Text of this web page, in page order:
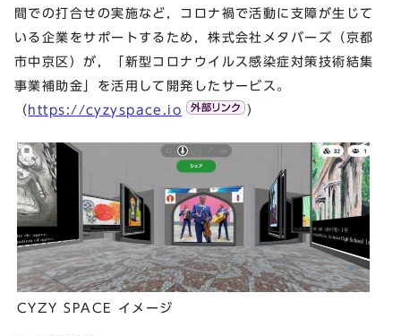
間での打合せの実施など，コロナ禍で活動に支障が生じて
いる企業をサポートするため，株式会社メタバーズ（京都
市中京区）が，「新型コロナウイルス感染症対策技術結集
事業補助金」を活用して開発したサービス。
（https://cyzyspace.io ）
CYZY SPACE イメージ